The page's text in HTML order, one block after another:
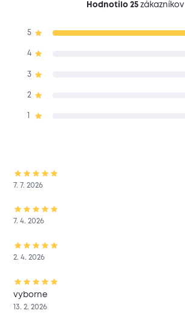
Hodnotilo 25zákazníkov
5
4
3
2
7. 7. 2026
7. 4. 2026
2. 4. 2026
vyborne
13. 2. 2026